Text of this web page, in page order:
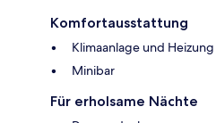
Komfortausstattung
Klimaanlage und
Minibar
Für erholsame Nächte